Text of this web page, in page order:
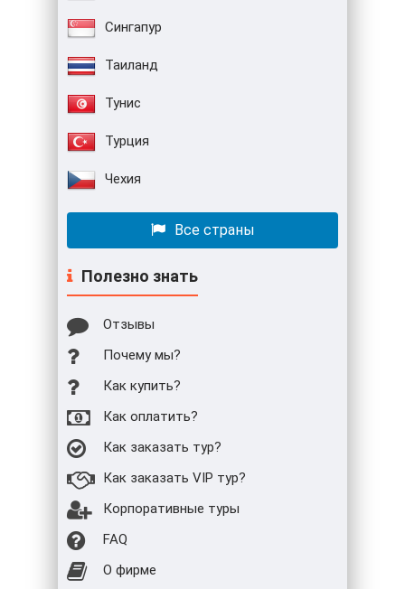
Сингапур
Таиланд
Тунис
Турция
Чехия
Все страны
Полезно знать
Отзывы
Почему мы?
Как купить?
Как оплатить?
Как заказать тур?
Как заказать VIP тур?
Корпоративные туры
FAQ
О фирме